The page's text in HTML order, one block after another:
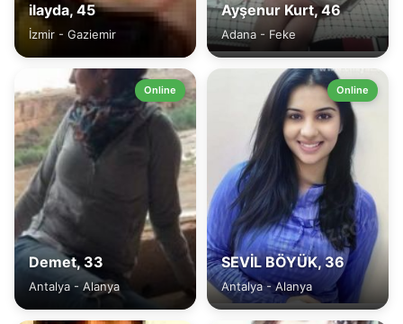
ilayda, 45
İzmir - Gaziemir
Ayşenur Kurt, 46
Adana - Feke
Online
Demet, 33
Antalya - Alanya
Online
SEVİL BÖYÜK, 36
Antalya - Alanya